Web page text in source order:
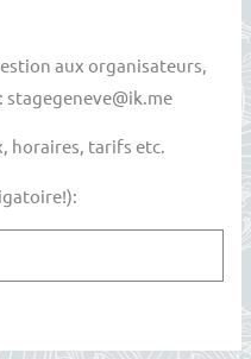
aux organisateurs,
stagegeneve@ik.me
horaires, tarifs etc.